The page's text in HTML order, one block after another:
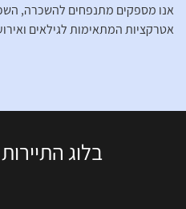
אנו מספקים מתנפחים להשכרה,
אטרקציות המתאימות לגילאים
בלוג